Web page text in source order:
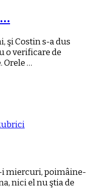
şi Costin s-a dus
o verificare de
Orele …
i miercuri, poimâine-
nici el nu ştia de